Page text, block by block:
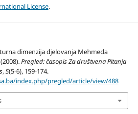
License.
dimenzija djelovanja Mehmeda
Pregled: časopis Za društvena Pitanja
,5(5-6), 159-174.
index.php/pregled/article/view/488